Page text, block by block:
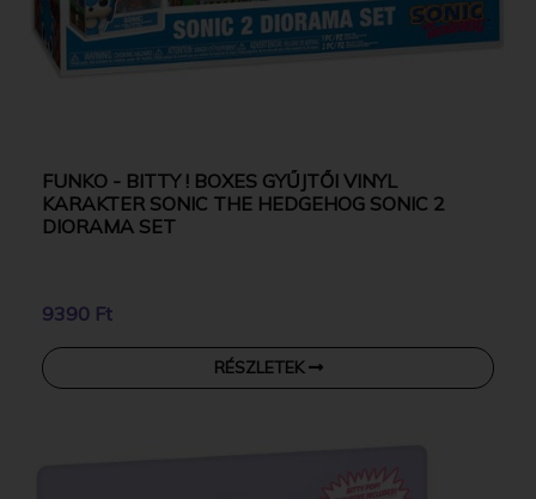
FUNKO - BITTY ! BOXES GYŰJTŐI VINYL
KARAKTER SONIC THE HEDGEHOG SONIC 2
DIORAMA SET
9390 Ft
RÉSZLETEK